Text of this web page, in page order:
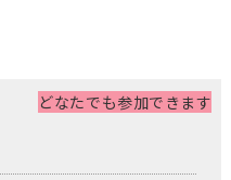
どなたでも参加できます